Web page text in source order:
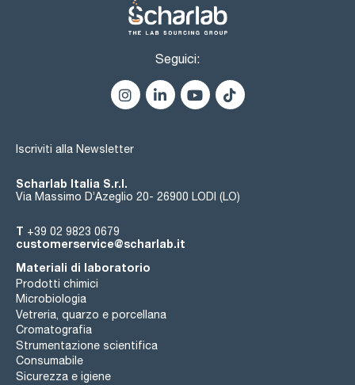
Seguici:
Iscriviti alla Newsletter
Scharlab Italia S.r.l.
Via Massimo D’Azeglio 20- 26900 LODI (LO)
T +39 02 9823 0679
customerservice@scharlab.it
Materiali di laboratorio
Prodotti chimici
Microbiologia
Vetreria, quarzo e porcellana
Cromatografia
Strumentazione scientifica
Consumabile
Sicurezza e igiene